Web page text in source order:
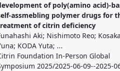
of poly(amino acid)-
assmebling polymer drugs for
of citrin deficiency
Aki; Nishimoto Reo;
KODA Yuta; ...
Foundation In-Person Global
2025/2025-06-09--2025-